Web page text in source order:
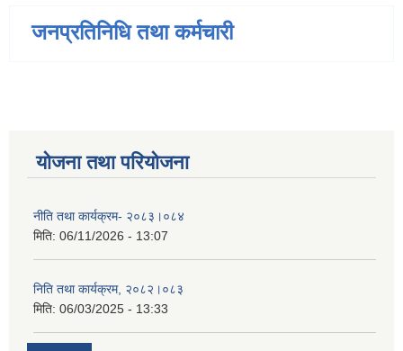
जनप्रतिनिधि तथा कर्मचारी
योजना तथा परियोजना
नीति तथा कार्यक्रम- २०८३।०८४
मिति: 06/11/2026 - 13:07
निति तथा कार्यक्रम, २०८२।०८३
मिति: 06/03/2025 - 13:33